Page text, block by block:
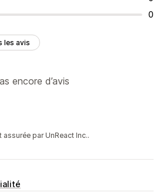
0
les avis
encore d’avis
assurée par UnReact Inc..